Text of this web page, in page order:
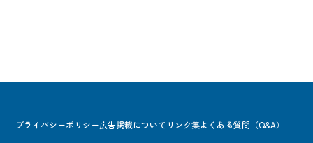
プライバシーポリシー広告掲載について リンク集よくある質問（Q&A）